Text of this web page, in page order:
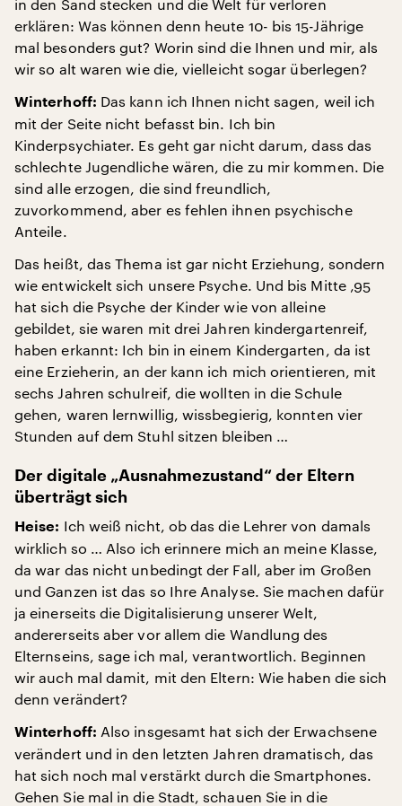
in den Sand stecken und die Welt für verloren
erklären: Was können denn heute 10- bis 15-Jährige
mal besonders gut? Worin sind die Ihnen und mir, als
wir so alt waren wie die, vielleicht sogar überlegen?
Winterhoff: Das kann ich Ihnen nicht sagen, weil ich
mit der Seite nicht befasst bin. Ich bin
Kinderpsychiater. Es geht gar nicht darum, dass das
schlechte Jugendliche wären, die zu mir kommen. Die
sind alle erzogen, die sind freundlich,
zuvorkommend, aber es fehlen ihnen psychische
Anteile.
Das heißt, das Thema ist gar nicht Erziehung, sondern
wie entwickelt sich unsere Psyche. Und bis Mitte ‚95
hat sich die Psyche der Kinder wie von alleine
gebildet, sie waren mit drei Jahren kindergartenreif,
haben erkannt: Ich bin in einem Kindergarten, da ist
eine Erzieherin, an der kann ich mich orientieren, mit
sechs Jahren schulreif, die wollten in die Schule
gehen, waren lernwillig, wissbegierig, konnten vier
Stunden auf dem Stuhl sitzen bleiben …
Der digitale „Ausnahmezustand“ der Eltern
überträgt sich
Heise: Ich weiß nicht, ob das die Lehrer von damals
wirklich so … Also ich erinnere mich an meine Klasse,
da war das nicht unbedingt der Fall, aber im Großen
und Ganzen ist das so Ihre Analyse. Sie machen dafür
ja einerseits die Digitalisierung unserer Welt,
andererseits aber vor allem die Wandlung des
Elternseins, sage ich mal, verantwortlich. Beginnen
wir auch mal damit, mit den Eltern: Wie haben die sich
denn verändert?
Winterhoff: Also insgesamt hat sich der Erwachsene
verändert und in den letzten Jahren dramatisch, das
hat sich noch mal verstärkt durch die Smartphones.
Gehen Sie mal in die Stadt, schauen Sie in die